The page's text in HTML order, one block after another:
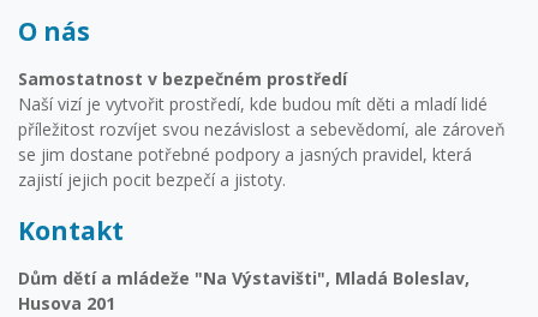
O nás
Samostatnost v bezpečném prostředí
Naší vizí je vytvořit prostředí, kde budou mít děti a mladí lidé
příležitost rozvíjet svou nezávislost a sebevědomí, ale zároveň
se jim dostane potřebné podpory a jasných pravidel, která
zajistí jejich pocit bezpečí a jistoty.
Kontakt
Dům dětí a mládeže "Na Výstavišti", Mladá Boleslav,
Husova 201